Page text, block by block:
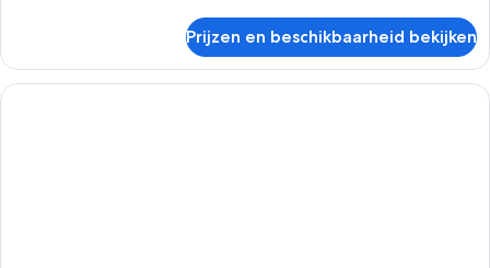
(i
Kornmagasinet)
Prijzen en beschikbaarheid bekijken